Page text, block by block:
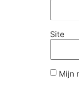
Site
Mijn